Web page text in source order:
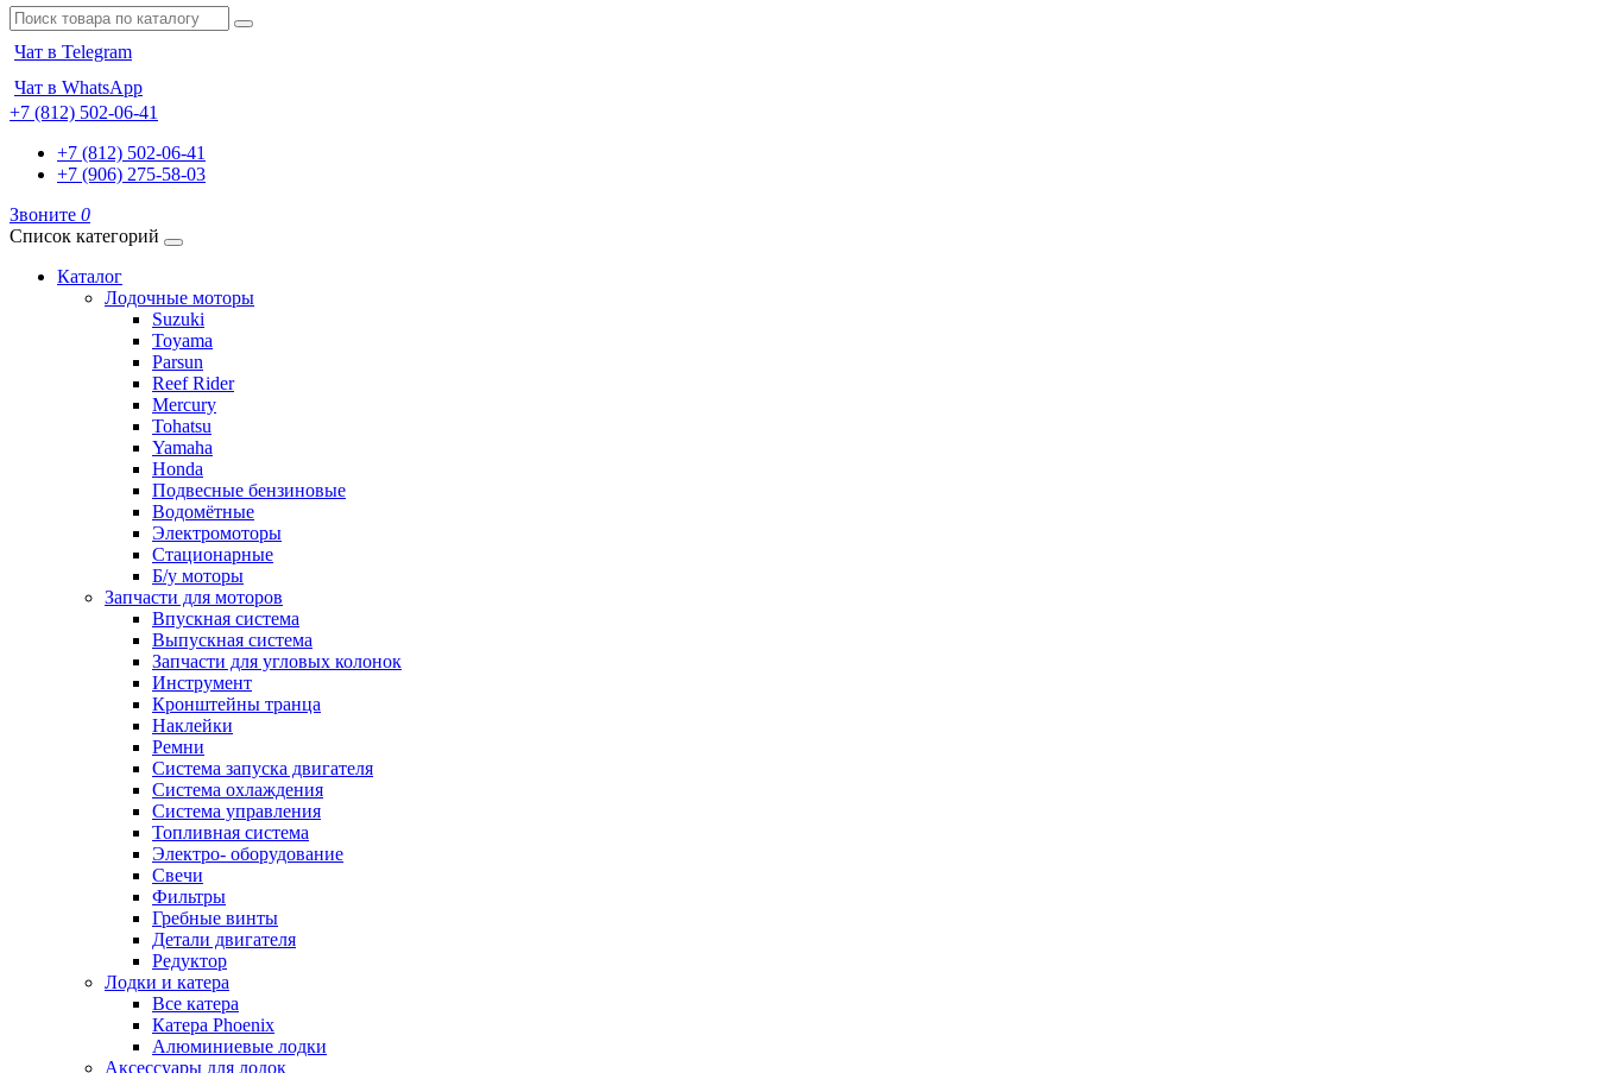
Чат в Telegram
Чат в WhatsApp
+7 (812) 502-06-41
+7 (812) 502-06-41
+7 (906) 275-58-03
Звоните 0
Список категорий
Каталог
Лодочные моторы
Suzuki
Toyama
Parsun
Reef Rider
Mercury
Tohatsu
Yamaha
Honda
Подвесные бензиновые
Водомётные
Электромоторы
Стационарные
Б/у моторы
Запчасти для моторов
Впускная система
Выпускная система
Запчасти для угловых колонок
Инструмент
Кронштейны транца
Наклейки
Ремни
Система запуска двигателя
Система охлаждения
Система управления
Топливная система
Электро- оборудование
Свечи
Фильтры
Гребные винты
Детали двигателя
Редуктор
Лодки и катера
Все катера
Катера Phoenix
Алюминиевые лодки
Аксессуары для лодок